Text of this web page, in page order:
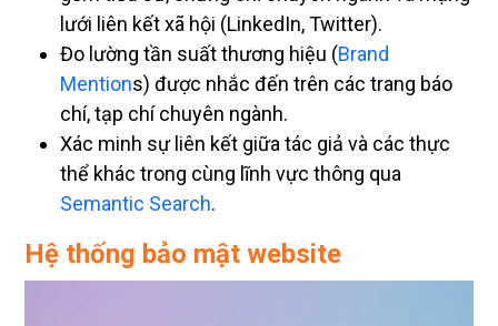
lưới liên kết xã hội (LinkedIn, Twitter).
Đo lường tần suất thương hiệu (Brand
Mentions) được nhắc đến trên các trang báo
chí, tạp chí chuyên ngành.
Xác minh sự liên kết giữa tác giả và các thực
thể khác trong cùng lĩnh vực thông qua
Semantic Search.
Hệ thống bảo mật website